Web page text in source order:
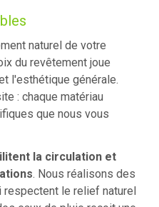
naturel de votre
du revêtement joue
l'esthétique générale.
: chaque matériau
que nous vous
la circulation et
. Nous réalisons des
respectent le relief naturel